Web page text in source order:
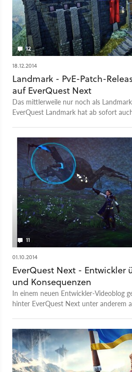
12
18.12.2014
Landmark - PvE-Patch-
auf EverQuest Next
Das mittlerweile nur noch als
EverQuest Landmark hat ab sofort
11
01.10.2014
EverQuest Next - Entwickler
und Konsequenzen
In einem neuen Entwickler-Videoblog
hinter EverQuest Next unter anderem